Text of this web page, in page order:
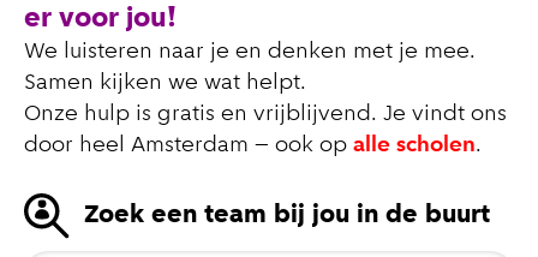
er voor jou!
We luisteren naar je en denken met je mee.
Samen kijken we wat helpt.
Onze hulp is gratis en vrijblijvend. Je vindt ons
door heel Amsterdam – ook op alle scholen.
Zoek een team bij jou in de buurt